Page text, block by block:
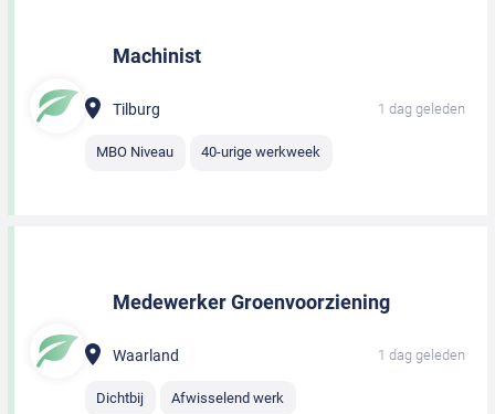
Machinist
Tilburg 1 dag geleden
MBO Niveau 40-urige werkweek
Medewerker Groenvoorziening
Waarland 1 dag geleden
Dichtbij Afwisselend werk